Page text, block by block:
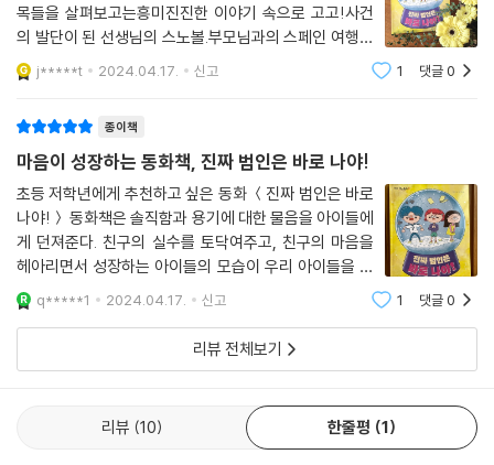
목들을 살펴보고는흥미진진한 이야기 속으로 고고!사건
의 발단이 된 선생님의 스노볼.부모님과의 스페인 여행에
서 찍은 사진이쏙~ 들어가 있는 동그란 스노볼이라선생
님께는 매우 소중한 물건이였다.선생님께서 독서록 도장
j*****t 2024.04.17. 신고 1 댓글0
종이책
마음이 성장하는 동화책, 진짜 범인은 바로 나야!
초등 저학년에게 추천하고 싶은 동화 ＜진짜 범인은 바로
나야!＞ 동화책은 솔직함과 용기에 대한 물음을 아이들에
게 던져준다. 친구의 실수를 토닥여주고, 친구의 마음을
헤아리면서 성장하는 아이들의 모습이 우리 아이들을 떠
올리게 했다. 곧 어린이날이 다가오는데, 작년까지 꼬꼬마
였던 1학년들이 이제는 제법 형아처럼 누나처럼 보이기
때문이다. 바야흐로 만물이 소생하고 성장하
q*****1 2024.04.17. 신고 1 댓글0
리뷰 전체보기
리뷰 10 한줄평 1